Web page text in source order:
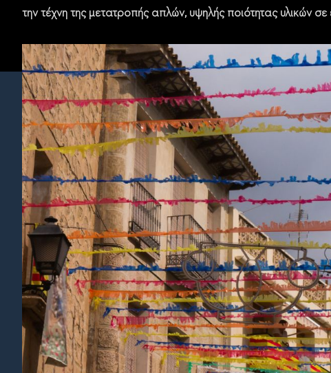
την τέχνη της μετατροπής απλών, υψηλής ποιότητας υλικών σε